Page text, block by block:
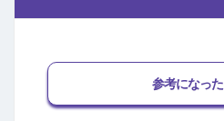
参考になった